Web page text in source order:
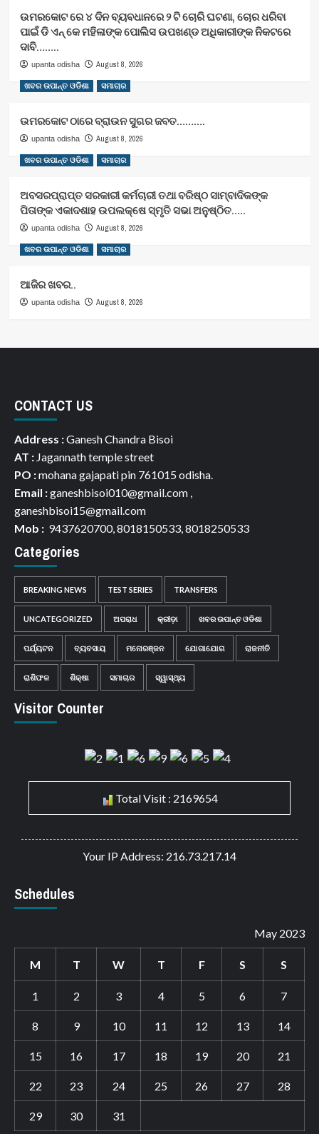
ଉମରକୋଟ ରେ ୪ ଦିନ ବ୍ୟବଧାନରେ ୨ ଟି ଚୋରି ଘଟଣା, ଚୋର ଧରିବା
ପାଇଁ ଡି ଏନ୍ କେ ମହିଳାଙ୍କ ପୋଲିସ ଉପଖଣ୍ଡ ଅଧିକାରୀଙ୍କ ନିକଟରେ
ଦାବି……..
upanta odisha August 8, 2026
ଖବର ଉପାନ୍ତ ଓଡିଶା ସମାଚାର
ଉମରକୋଟ ଠାରେ ବ୍ରାଉନ ସୁଗର ଜବତ……….
upanta odisha August 8, 2026
ଖବର ଉପାନ୍ତ ଓଡିଶା ସମାଚାର
ଅବସରପ୍ରାପ୍ତ ସରକାରୀ କର୍ମଚାରୀ ତଥା ବରିଷ୍ଠ ସାମ୍ବାଦିକଙ୍କ
ପିତାଙ୍କ ଏକାଦଶାହ ଉପଲକ୍ଷେ ସ୍ମୃତି ସଭା ଅନୁଷ୍ଠିତ…..
upanta odisha August 8, 2026
ଖବର ଉପାନ୍ତ ଓଡିଶା ସମାଚାର
ଆଜିର ଖବର..
upanta odisha August 8, 2026
CONTACT US
Address :Ganesh Chandra Bisoi
AT : Jagannath temple street
PO :mohana gajapati pin 761015 odisha.
Email :ganeshbisoi010@gmail.com ,
ganeshbisoi15@gmail.com
Mob : 9437620700, 8018150533, 8018250533
Categories
BREAKING NEWS TEST SERIES TRANSFERS
UNCATEGORIZED ଅପରାଧ କ୍ରୀଡ଼ା ଖବର ଉପାନ୍ତ ଓଡିଶା
ପର୍ଯ୍ୟଟନ ବ୍ୟବସାୟ ମନୋରଞ୍ଜନ ଯୋଗାଯୋଗ ରାଜନୀତି
ରାଶିଫଳ ଶିକ୍ଷା ସମାଚାର ସ୍ୱାସ୍ଥ୍ୟ
Visitor Counter
Total Visit : 2169654
Your IP Address: 216.73.217.14
Schedules
May 2023
M T W T F S S
1 2 3 4 5 6 7
8 9 10 11 12 13 14
15 16 17 18 19 20 21
22 23 24 25 26 27 28
29 30 31